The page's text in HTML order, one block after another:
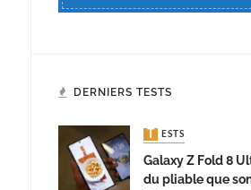
DERNIERS TESTS
TESTS
Galaxy Z Fold 8
du pliable que